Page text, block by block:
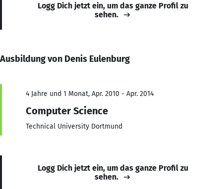
Logg Dich jetzt ein, um das ganze Profil zu
sehen.
Ausbildung von Denis Eulenburg
4 Jahre und 1 Monat, Apr. 2010 - Apr. 2014
Computer Science
Technical University Dortmund
Logg Dich jetzt ein, um das ganze Profil zu
sehen.